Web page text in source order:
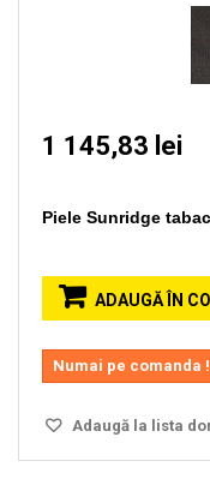
1 145,83 lei
Piele Sunridge
ADAUGĂ ÎN
Numai pe comanda !
Adaugă la lista